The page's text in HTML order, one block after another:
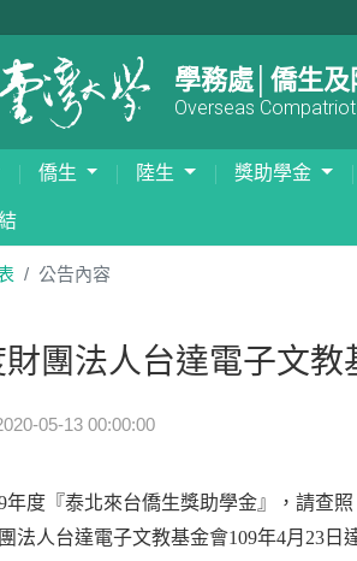
學務處│僑生
Overseas
僑生 陸生 獎助學金
公告內容
團法人台達電子文教
05-13 00:00:00
年度『泰北來台僑生獎助學金』，請查照
法人台達電子文教基金會109年4月23日